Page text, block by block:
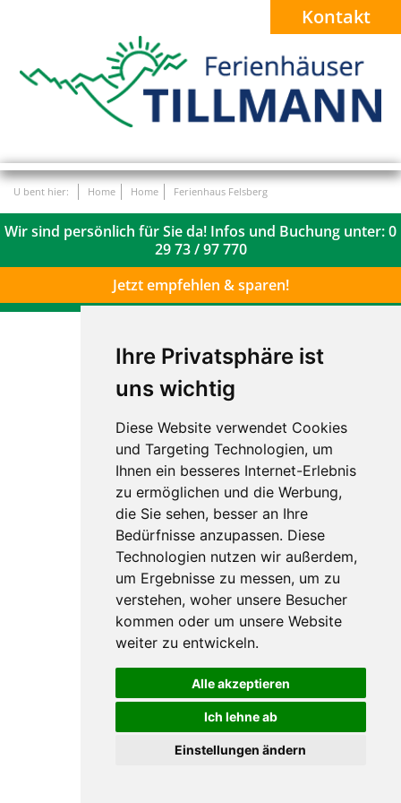
Ihre Privatsphäre ist
uns wichtig
Diese Website verwendet Cookies
und Targeting Technologien, um
Ihnen ein besseres Internet-Erlebnis
zu ermöglichen und die Werbung,
die Sie sehen, besser an Ihre
Bedürfnisse anzupassen. Diese
Technologien nutzen wir außerdem,
um Ergebnisse zu messen, um zu
verstehen, woher unsere Besucher
kommen oder um unsere Website
weiter zu entwickeln.
Alle akzeptieren
Ich lehne ab
Einstellungen ändern
Kontakt
U bent hier: Home Home Ferienhaus Felsberg
Wir sind persönlich für Sie da! Infos und Buchung unter:0
29 73 / 97 770
Jetzt empfehlen & sparen!